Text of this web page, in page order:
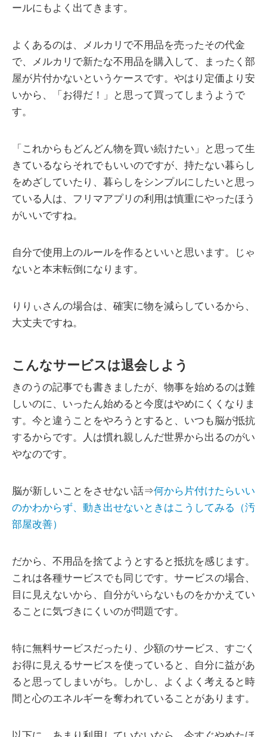
ールにもよく出てきます。
よくあるのは、メルカリで不用品を売ったその代金
で、メルカリで新たな不用品を購入して、まったく部
屋が片付かないというケースです。やはり定価より安
いから、「お得だ！」と思って買ってしまうようで
す。
「これからもどんどん物を買い続けたい」と思って生
きているならそれでもいいのですが、持たない暮らし
をめざしていたり、暮らしをシンプルにしたいと思っ
ている人は、フリマアプリの利用は慎重にやったほう
がいいですね。
自分で使用上のルールを作るといいと思います。じゃ
ないと本末転倒になります。
りりぃさんの場合は、確実に物を減らしているから、
大丈夫ですね。
こんなサービスは退会しよう
きのうの記事でも書きましたが、物事を始めるのは難
しいのに、いったん始めると今度はやめにくくなりま
す。今と違うことをやろうとすると、いつも脳が抵抗
するからです。人は慣れ親しんだ世界から出るのがい
やなのです。
脳が新しいことをさせない話⇒何から片付けたらいい
のかわからず、動き出せないときはこうしてみる（汚
部屋改善）
だから、不用品を捨てようとすると抵抗を感じます。
これは各種サービスでも同じです。サービスの場合、
目に見えないから、自分がいらないものをかかえてい
ることに気づきにくいのが問題です。
特に無料サービスだったり、少額のサービス、すごく
お得に見えるサービスを使っていると、自分に益があ
ると思ってしまいがち。しかし、よくよく考えると時
間と心のエネルギーを奪われていることがあります。